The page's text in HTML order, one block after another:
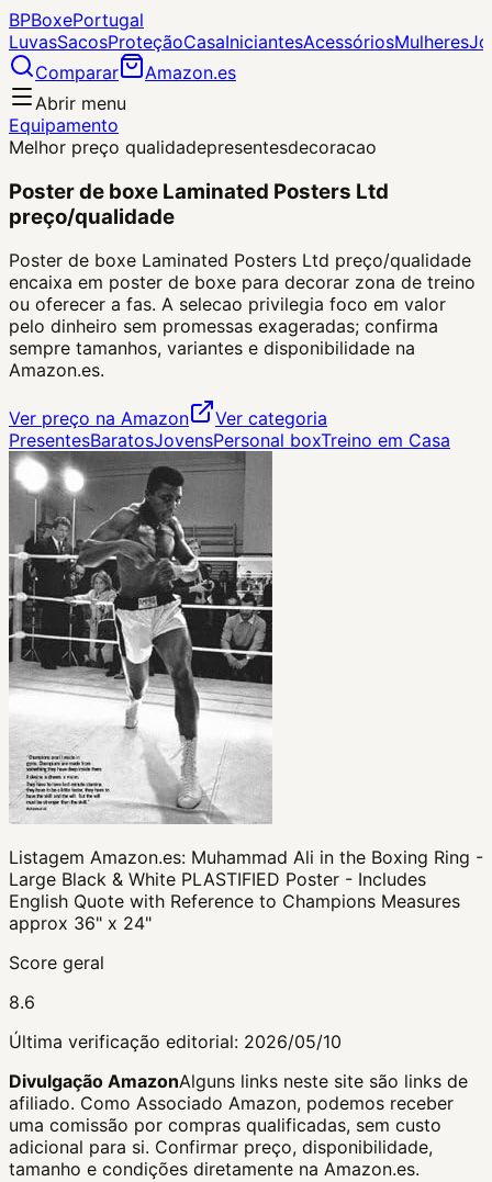
BPBoxePortugal
LuvasSacosProteçãoCasaIniciantesAcessóriosMulheres
Comparar
Amazon.es
Abrir menu
Equipamento
Melhor preço qualidadepresentesdecoracao
Poster de boxe Laminated Posters Ltd
preço/qualidade
Poster de boxe Laminated Posters Ltd preço/qualidade
encaixa em poster de boxe para decorar zona de treino
ou oferecer a fas. A selecao privilegia foco em valor
pelo dinheiro sem promessas exageradas; confirma
sempre tamanhos, variantes e disponibilidade na
Amazon.es.
Ver preço na Amazon
Ver categoria
PresentesBaratosJovensPersonal boxTreino em Casa
Listagem Amazon.es: Muhammad Ali in the Boxing Ring -
Large Black & White PLASTIFIED Poster - Includes
English Quote with Reference to Champions Measures
approx 36" x 24"
Score geral
8.6
Última verificação editorial: 2026/05/10
Divulgação AmazonAlguns links neste site são links de
afiliado. Como Associado Amazon, podemos receber
uma comissão por compras qualificadas, sem custo
adicional para si. Confirmar preço, disponibilidade,
tamanho e condições diretamente na Amazon.es.